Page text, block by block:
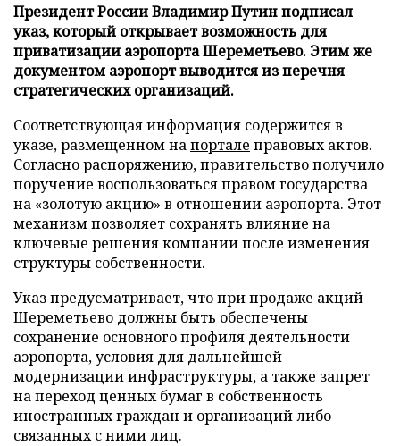
Президент России Владимир Путин подписал
указ, который открывает возможность для
приватизации аэропорта Шереметьево. Этим же
документом аэропорт выводится из перечня
стратегических организаций.
Соответствующая информация содержится в
указе, размещенном напортале правовых актов.
Согласно распоряжению, правительство получило
поручение воспользоваться правом государства
на «золотую акцию» в отношении аэропорта. Этот
механизм позволяет сохранять влияние на
ключевые решения компании после изменения
структуры собственности.
Указ предусматривает, что при продаже акций
Шереметьево должны быть обеспечены
сохранение основного профиля деятельности
аэропорта, условия для дальнейшей
модернизации инфраструктуры, а также запрет
на переход ценных бумаг в собственность
иностранных граждан и организаций либо
связанных с ними лиц.